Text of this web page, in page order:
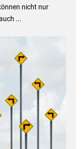
nicht nur
...